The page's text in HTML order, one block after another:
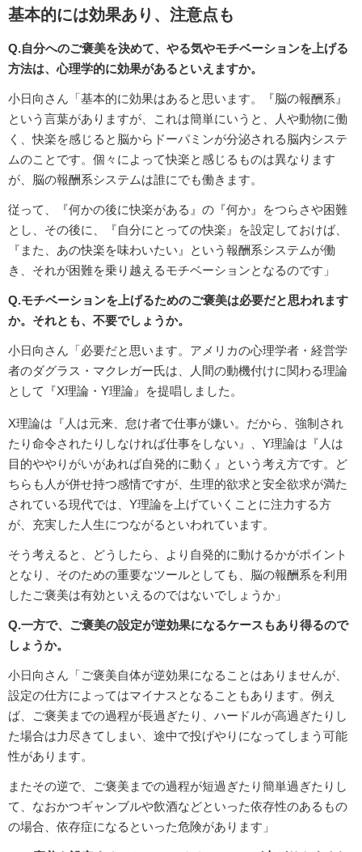
基本的には効果あり、注意点も
Q.自分へのご褒美を決めて、やる気やモチベーションを上げる
方法は、心理学的に効果があるといえますか。
小日向さん「基本的に効果はあると思います。『脳の報酬系』
という言葉がありますが、これは簡単にいうと、人や動物に働
く、快楽を感じると脳からドーパミンが分泌される脳内システ
ムのことです。個々によって快楽と感じるものは異なります
が、脳の報酬系システムは誰にでも働きます。
従って、『何かの後に快楽がある』の『何か』をつらさや困難
とし、その後に、『自分にとっての快楽』を設定しておけば、
『また、あの快楽を味わいたい』という報酬系システムが働
き、それが困難を乗り越えるモチベーションとなるのです」
Q.モチベーションを上げるためのご褒美は必要だと思われます
か。それとも、不要でしょうか。
小日向さん「必要だと思います。アメリカの心理学者・経営学
者のダグラス・マクレガー氏は、人間の動機付けに関わる理論
として『X理論・Y理論』を提唱しました。
X理論は『人は元来、怠け者で仕事が嫌い。だから、強制され
たり命令されたりしなければ仕事をしない』、Y理論は『人は
目的ややりがいがあれば自発的に動く』という考え方です。ど
ちらも人が併せ持つ感情ですが、生理的欲求と安全欲求が満た
されている現代では、Y理論を上げていくことに注力する方
が、充実した人生につながるといわれています。
そう考えると、どうしたら、より自発的に動けるかがポイント
となり、そのための重要なツールとしても、脳の報酬系を利用
したご褒美は有効といえるのではないでしょうか」
Q.一方で、ご褒美の設定が逆効果になるケースもあり得るので
しょうか。
小日向さん「ご褒美自体が逆効果になることはありませんが、
設定の仕方によってはマイナスとなることもあります。例え
ば、ご褒美までの過程が長過ぎたり、ハードルが高過ぎたりし
た場合は力尽きてしまい、途中で投げやりになってしまう可能
性があります。
またその逆で、ご褒美までの過程が短過ぎたり簡単過ぎたりし
て、なおかつギャンブルや飲酒などといった依存性のあるもの
の場合、依存症になるといった危険があります」